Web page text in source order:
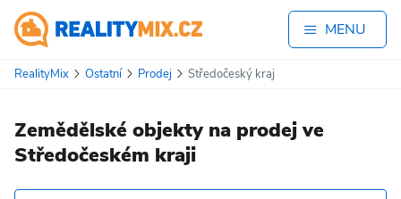
MENU
RealityMix Ostatní Prodej Středočeský kraj
Zemědělské objekty na prodej ve
Středočeském kraji